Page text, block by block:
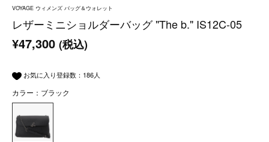
VOYAGE ウィメンズ バッグ＆ウォレット
レザーミニショルダーバッグ "The b." IS12C-05
¥47,300 (税込)
お気に入り登録数： 186人
カラー：ブラック